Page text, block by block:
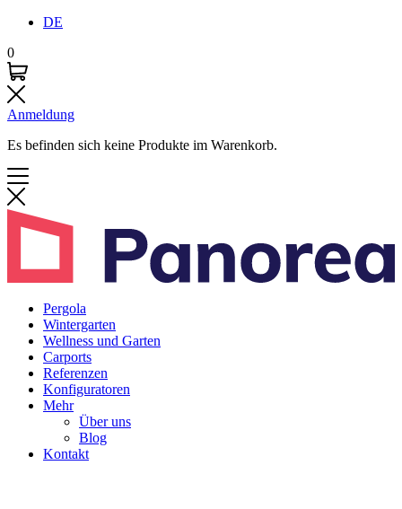
DE
0
Anmeldung
Es befinden sich keine Produkte im Warenkorb.
Pergola
Wintergarten
Wellness und Garten
Carports
Referenzen
Konfiguratoren
Mehr
Über uns
Blog
Kontakt